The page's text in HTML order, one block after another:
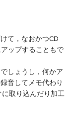
て，なおかつCD
ップすることもで
しょうし，何かア
音してメモ代わり
取り込んだり加工